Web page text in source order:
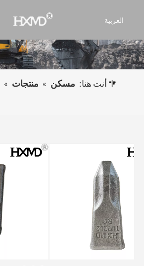
العربية
Français
Pусский
Españolأنت هنا: مسكن » منتجات »